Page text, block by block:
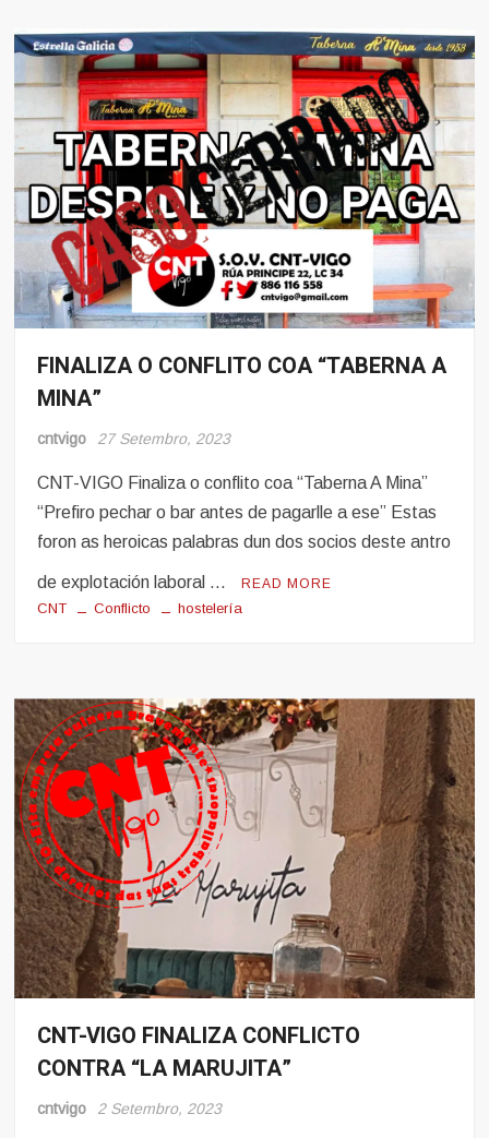
Hosteleria
Noticias
FINALIZA O CONFLITO COA “TABERNA A
MINA”
cntvigo 27 Setembro, 2023
CNT-VIGO Finaliza o conflito coa “Taberna A Mina”
“Prefiro pechar o bar antes de pagarlle a ese” Estas
foron as heroicas palabras dun dos socios deste antro
de explotación laboral … READ MORE
CNT Conflicto hostelería
Conflito
Hosteleria
CNT-VIGO FINALIZA CONFLICTO
CONTRA “LA MARUJITA”
cntvigo 2 Setembro, 2023